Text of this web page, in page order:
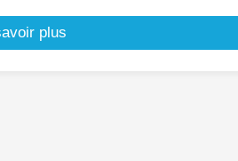
plus